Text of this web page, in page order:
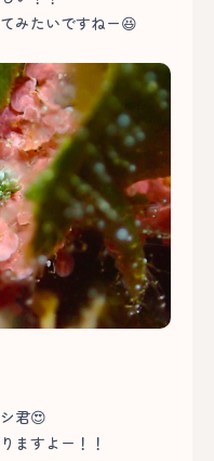
みたいですねー😆
君😍
ますよー！！